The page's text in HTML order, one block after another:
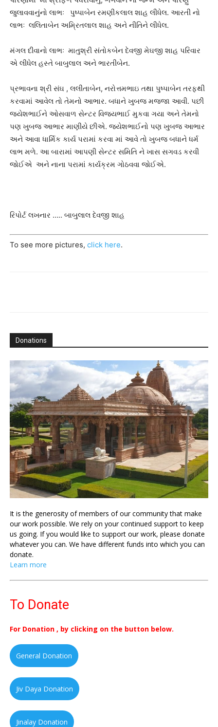
જુલાવવાનુંનો લાભઃ પુષ્પાબેન રમણીકલાલ શાહ લીધેલ. આરતી નો
લાભઃ લલિતાબેન અમ્રિતલાલ શાહ અને નીતિને લીધેલ.
મંગલ દીવાનો લાભઃ માતુશ્રી સંતોકબેન દેવજી મેઘજી શાહ પરિવાર
એ લીધેલ હસ્તે બાબુલાલ અને ભારતીબેન.
પ્રભાવના શ્રી સંઘ , લલીતાબેન, નરોત્તમભાઇ તથા પુષ્પાબેન તરફથી
કરવામાં આવેલ તો તેમનો આભાર. બધાને ખુબજ મજ્જા આવી. પછી
જયેશભાઈને ઓસવાળ સેન્ટર વિજયભાઈ મુકવા ગયા અને તેમનો
પણ ખુબજ આભાર માણીયે છીએ. જયેશભાઈનો પણ ખુબજ આભાર
અને આવા ધાર્મિક કાર્ય પરામાં કરવા માં આવે તો ખુબજ બધાને ધર્મ
લાભ મળે. આ બારામાં આપણી સેન્ટર સમિતિ ને ખાસ સગવડ કરવી
જોઈએ અને નાના પરામાં કાર્યક્રમ ગોઠવવા જોઈએ.
રિપોર્ટ લખનાર ….. બાબુલાલ દેવજી શાહ
To see more pictures, click here.
Donations
It is the generosity of members of our community that make
our work possible. We rely on your continued support to keep
us going. If you would like to support our work, please donate
whatever you can. We have different funds into which you can
donate.
Learn more
To Donate
For Donation , by clicking on the button below.
General Donation
Jiv Daya Donation
Jinalay Donation